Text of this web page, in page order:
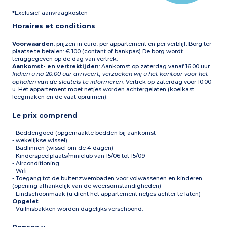
*Exclusief aanvraagkosten
Horaires et conditions
Voorwaarden: prijzen in euro, per appartement en per verblijf. Borg ter
plaatse te betalen: € 100 (contant of bankpas) De borg wordt
teruggegeven op de dag van vertrek.
Aankomst- en vertrektijden: Aankomst op zaterdag vanaf 16.00 uur.
Indien u na 20.00 uur arriveert, verzoeken wij u het kantoor voor het
ophalen van de sleutels te informeren. Vertrek op zaterdag voor 10.00
u. Het appartement moet netjes worden achtergelaten (koelkast
leegmaken en de vaat opruimen).
Le prix comprend
- Beddengoed (opgemaakte bedden bij aankomst
- wekelijkse wissel)
- Badlinnen (wissel om de 4 dagen)
- Kinderspeelplaats/miniclub van 15/06 tot 15/09
- Airconditioning
- Wifi
- Toegang tot de buitenzwembaden voor volwassenen en kinderen
(opening afhankelijk van de weersomstandigheden)
- Eindschoonmaak (u dient het appartement netjes achter te laten)
Opgelet
- Vuilnisbakken worden dagelijks verschoond.